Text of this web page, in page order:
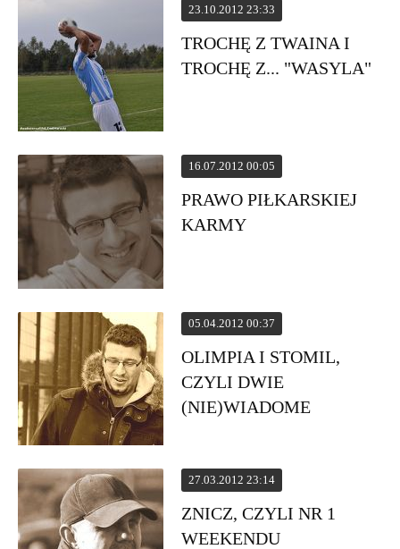
23.10.2012 23:33
TROCHĘ Z TWAINA I
TROCHĘ Z... "WASYLA"
16.07.2012 00:05
PRAWO PIŁKARSKIEJ
KARMY
05.04.2012 00:37
OLIMPIA I STOMIL,
CZYLI DWIE
(NIE)WIADOME
27.03.2012 23:14
ZNICZ, CZYLI NR 1
WEEKENDU